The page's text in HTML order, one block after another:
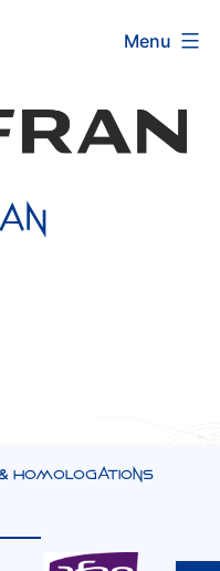
Menu
Homologations